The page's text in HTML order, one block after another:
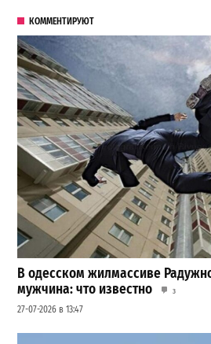
КОММЕНТИРУЮТ
В одесском жилмассиве
мужчина: что известно
3
27-07-2026 в 13:47